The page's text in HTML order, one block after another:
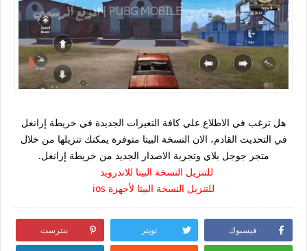
هل ترغب في الاطلاع علي كافة التغيرات الجديدة في خريطة إرانغل
في التحديث القادم، الان النسخة البيتا متوفرة يمكنك تنزيلها من خلال
متجر جوجل بلاي وتجربة الاصدار الجديد من خريطة إرانغل.
للتنزيل النسخة البيتا للاندرويد
للتنزيل النسخة البيتا لأجهزة ios
فيسبوك تويتر بنترست